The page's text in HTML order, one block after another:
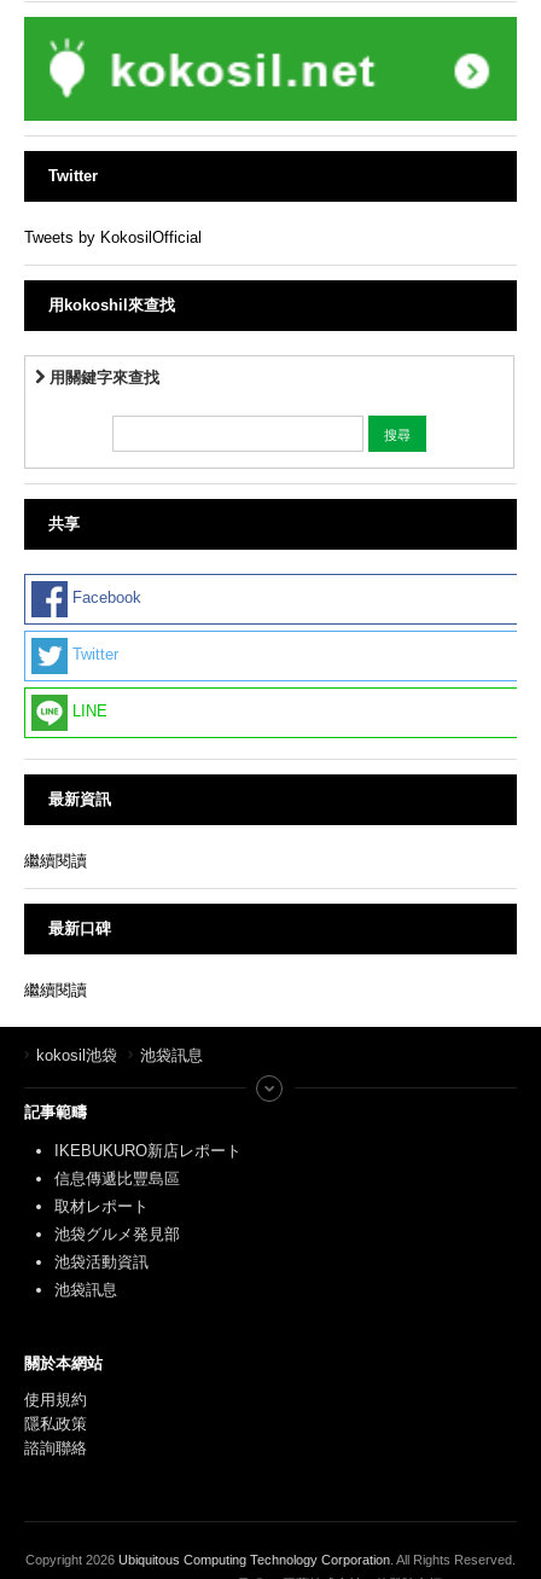
Twitter
Tweets by KokosilOfficial
用kokoshil來查找
用關鍵字來查找
共享
Facebook
Twitter
LINE
最新資訊
繼續閱讀
最新口碑
繼續閱讀
kokosil池袋 池袋訊息
記事範疇
IKEBUKURO新店レポート
信息傳遞比豐島區
取材レポート
池袋グルメ発見部
池袋活動資訊
池袋訊息
關於本網站
使用規約
隱私政策
諮詢聯絡
Copyright 2026 Ubiquitous Computing Technology Corporation . All Rights Reserved.